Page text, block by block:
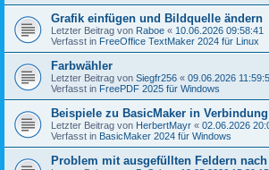
Grafik einfügen und Bildquelle ändern
Letzter Beitrag von Raboe « 10.06.2026 09:58:41
Verfasst in FreeOffice TextMaker 2024 für Linux
Farbwähler
Letzter Beitrag von Siegfr256 « 09.06.2026
Verfasst in FreePDF 2025 für Windows
Beispiele zu BasicMaker in
Letzter Beitrag von HerbertMayr « 02.06.2026
Verfasst in BasicMaker 2024 für Windows
Problem mit ausgefüllten Feldern